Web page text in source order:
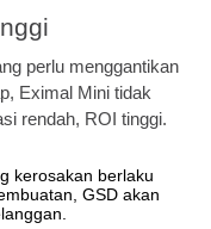
perlu menggantikan
Eximal Mini tidak
rendah, ROI tinggi.